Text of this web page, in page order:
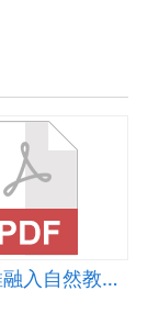
運算思維融入自然教材-水溶液的導電度